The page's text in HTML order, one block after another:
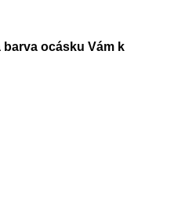
ocásku Vám k